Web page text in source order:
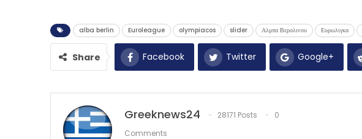
alba berlin Euroleague olympiacos slider Αλμπα Βερολινου Ευρωλιγκα
Share Facebook Twitter Google+
Greeknews24 28171 Posts
0
Comments